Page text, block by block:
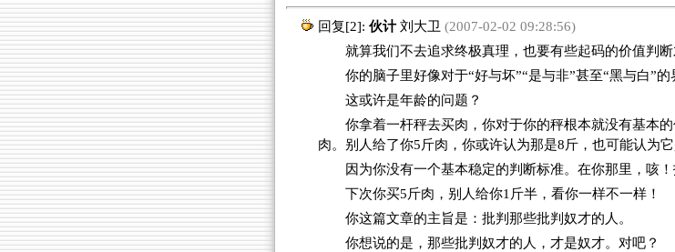
回复[2]: 伙计 刘大卫 (2007-02-02 09:28:56)
就算我们不去追求终极真理，也要有些起码的价值判断
你的脑子里好像对于“好与坏”“是与非”甚至“黑与白”的
这或许是年龄的问题？
你拿着一杆秤去买肉，你对于你的秤根本就没有基本
肉。别人给了你5斤肉，你或许认为那是8斤，也可能认为它
因为你没有一个基本稳定的判断标准。在你那里，咳
下次你买5斤肉，别人给你1斤半，看你一样不一样！
你这篇文章的主旨是：批判那些批判奴才的人。
你想说的是，那些批判奴才的人，才是奴才。对吧？